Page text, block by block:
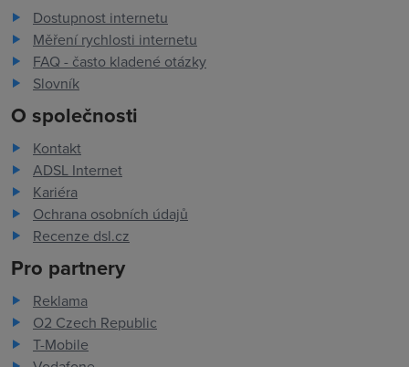
Dostupnost internetu
Měření rychlosti internetu
FAQ - často kladené otázky
Slovník
O společnosti
Kontakt
ADSL Internet
Kariéra
Ochrana osobních údajů
Recenze dsl.cz
Pro partnery
Reklama
O2 Czech Republic
T-Mobile